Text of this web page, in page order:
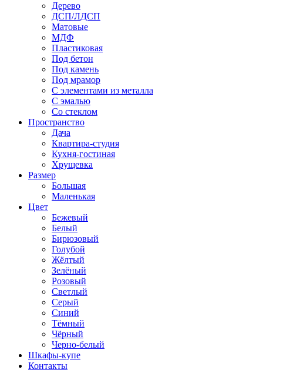
Дерево
ДСП/ЛДСП
Матовые
МДФ
Пластиковая
Под бетон
Под камень
Под мрамор
С элементами из металла
С эмалью
Со стеклом
Пространство
Дача
Квартира-студия
Кухня-гостиная
Хрущевка
Размер
Большая
Маленькая
Цвет
Бежевый
Белый
Бирюзовый
Голубой
Жёлтый
Зелёный
Розовый
Светлый
Серый
Синий
Тёмный
Чёрный
Черно-белый
Шкафы-купе
Контакты